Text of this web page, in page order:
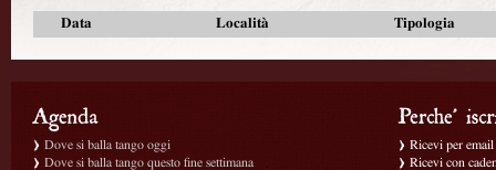
Data Località Tipologia
Dove si balla tango oggi
Dove si balla tango questo fine settimana
Ricevi per
Ricevi con